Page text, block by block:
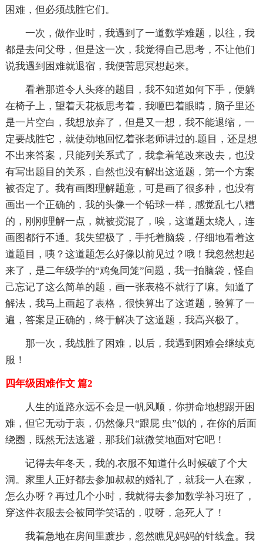
困难，但必须战胜它们。
一次，做作业时，我遇到了一道数学难题，以往，我
都是去问父母，但是这一次，我觉得自己思考，不让他们
说我遇到困难就退宿，我便苦思冥想起来。
看着那道令人头疼的题目，我不知道如何下手，便躺
在椅子上，望着天花板思考着，我咂巴着眼睛，脑子里还
是一片空白，我想放弃了，但是又一想，我不能退缩，一
定要战胜它，就使劲地回忆着张老师讲过的.题目，还是想
不出来答案，只能列关系式了，我拿着笔改来改去，也没
有写出题目的关系，自然也没有解出这道题，第一个方案
被否定了。我有画图理解题意，可是画了很多种，也没有
画出一个正确的，我的头像一个铅球一样，感觉乱七八糟
的，刚刚理解一点，就被搅混了，唉，这道题太绕人，连
画图都行不通。我失望极了，手托着脑袋，仔细地看着这
道题目，咦？这道题怎么好像以前见过？哦！我忽然想起
来了，是二年级学的“鸡兔同笼”问题，我一拍脑袋，怪自
己忘记了这么简单的题，画一张表格不就行了嘛。知道了
解法，我马上画起了表格，很快算出了这道题，验算了一
遍，答案是正确的，终于解决了这道题，我高兴极了。
那一次，我战胜了困难，以后，我遇到困难会继续克
服！
四年级困难作文 篇2
人生的道路永远不会是一帆风顺，你拼命地想踢开困
难，但它无动于衷，仍然像只“跟屁 虫”似的，在你的后面
绕圈，既然无法逃避，那我们就微笑地面对它吧！
记得去年冬天，我的.衣服不知道什么时候破了个大
洞。家里人正好都去参加叔叔的婚礼了，就我一人在家，
怎么办呀？再过几个小时，我就得去参加数学补习班了，
穿这件衣服去会被同学笑话的，哎呀，急死人了！
我着急地在房间里踱步，忽然瞧见妈妈的针线盒。我